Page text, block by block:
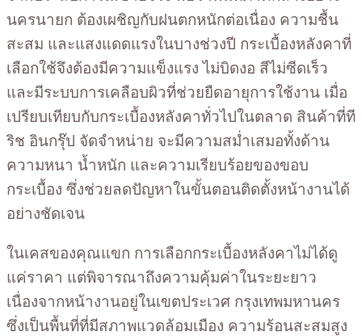
นครนายก ต้องเผชิญกับฝนตกหนักต่อเนื่อง ความชื้น
สะสม และแสงแดดแรงในบางช่วงปี กระเบื้องหลังคาที่
เลือกใช้จึงต้องมีความแข็งแรง ไม่บิดงอ สีไม่ซีดเร็ว
และมีระบบการเคลือบผิวที่ช่วยยืดอายุการใช้งาน เมื่อ
เปรียบเทียบกับกระเบื้องหลังคาทั่วไปในตลาด สินค้าที่ที
ริช อินกรุ๊ป จัดจำหน่าย จะมีความสม่ำเสมอทั้งด้าน
ความหนา น้ำหนัก และความเรียบร้อยของขอบ
กระเบื้อง ซึ่งช่วยลดปัญหาในขั้นตอนติดตั้งหน้างานได้
อย่างชัดเจน
ในเคสของคุณแขก การเลือกกระเบื้องหลังคาไม่ได้ดู
แค่ราคา แต่พิจารณาถึงความคุ้มค่าในระยะยาว
เนื่องจากหน้างานอยู่ในเขตประเวศ กรุงเทพมหานคร
ซึ่งเป็นพื้นที่ที่มีสภาพแวดล้อมเมือง ความร้อนสะสมสูง